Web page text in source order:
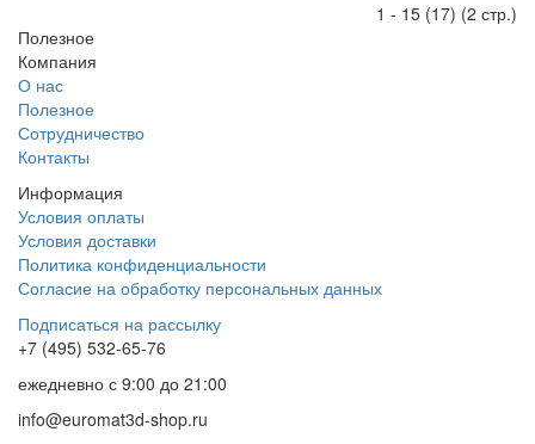
1 - 15 (17) (2 стр.)
Полезное
Компания
О нас
Полезное
Сотрудничество
Контакты
Информация
Условия оплаты
Условия доставки
Политика конфиденциальности
Согласие на обработку персональных данных
Подписаться на рассылку
+7 (495) 532-65-76
ежедневно с 9:00 до 21:00
info@euromat3d-shop.ru